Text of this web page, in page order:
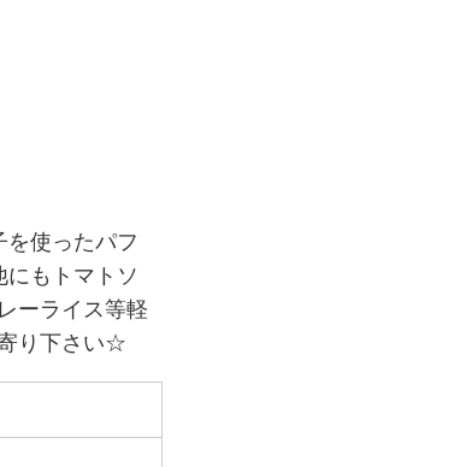
を使ったパフ
にもトマトソ
ーライス等軽
り下さい☆